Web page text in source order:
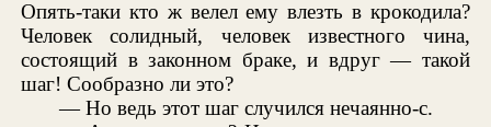
Опять-таки кто ж велел ему влезть в крокодила?
Человек солидный, человек известного чина,
состоящий в законном браке, и вдруг — такой
шаг! Сообразно ли это?
— Но ведь этот шаг случился нечаянно-с.